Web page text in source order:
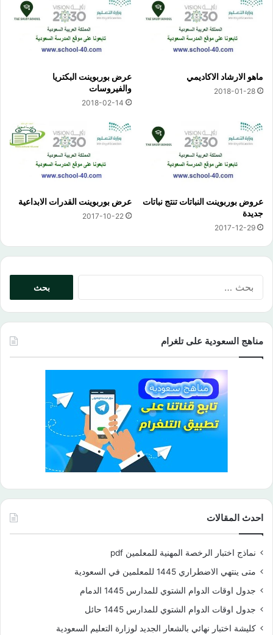
ماهو الارشاد الاكاديمي
2018-01-28
عرض بوربوينت البكتريا
والفيروسات
2018-02-14
عروض بوربوينت النباتات تنتج نباتات
جديدة
2017-12-29
عرض بوربوينت القدرات الابداعية
2017-10-22
مناهج السعودية على تلغرام
احدث المقالات
نماذج اختبار الرخصة المهنية للمعلمين pdf
متى ينتهي الاضطراري 1445 للمعلمين في السعودية
جدول اوقات الدوام الشتوي للمدارس 1445 الدمام
جدول اوقات الدوام الشتوي للمدارس 1445 حائل
كليشة اختبار نهائي بالشعار الجديد لوزارة التعليم السعودية